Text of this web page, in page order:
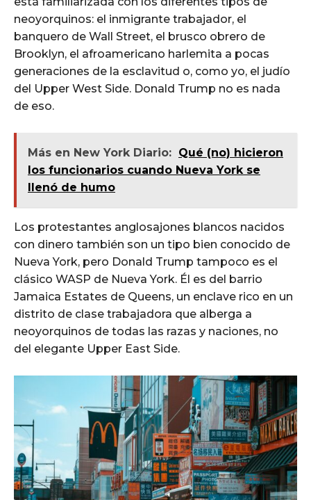
neoyorquinos: el inmigrante trabajador, el
banquero de Wall Street, el brusco obrero de
Brooklyn, el afroamericano harlemita a pocas
generaciones de la esclavitud o, como yo, el judío
del Upper West Side. Donald Trump no es nada
de eso.
Más en New York Diario: Qué (no) hicieron
los funcionarios cuando Nueva York se
llenó de humo
Los protestantes anglosajones blancos nacidos
con dinero también son un tipo bien conocido de
Nueva York, pero Donald Trump tampoco es el
clásico WASP de Nueva York. Él es del barrio
Jamaica Estates de Queens, un enclave rico en un
distrito de clase trabajadora que alberga a
neoyorquinos de todas las razas y naciones, no
del elegante Upper East Side.